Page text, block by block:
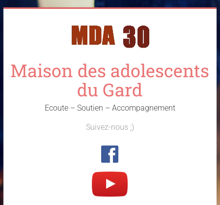
Maison des adolescents
du Gard
Ecoute – Soutien – Accompagnement
Suivez-nous ;)